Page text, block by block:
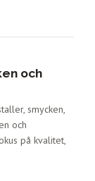
och
smycken,
och
på kvalitet,